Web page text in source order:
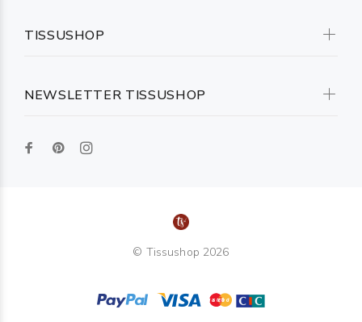
NEWSLETTER TISSUSHOP
TISSUSHOP
© Tissushop 2026